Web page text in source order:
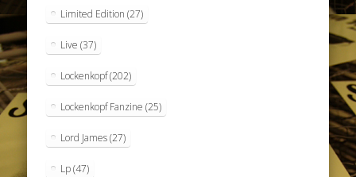
Limited Edition (27)
Live (37)
Lockenkopf(202)
Lockenkopf Fanzine (25)
Lord James(27)
Lp(47)